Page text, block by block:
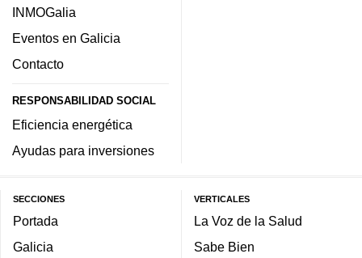
INMOGalia
Eventos en Galicia
Contacto
RESPONSABILIDAD SOCIAL
Eficiencia energética
Ayudas para inversiones
SECCIONES
Portada
Galicia
VERTICALES
La Voz de la Salud
Sabe Bien